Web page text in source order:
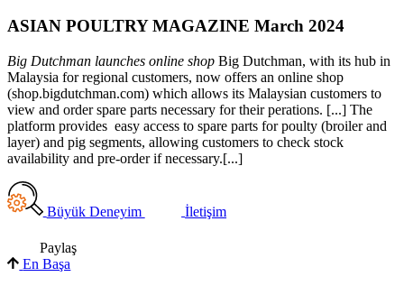
ASIAN POULTRY MAGAZINE March 2024
Big Dutchman launches online shop Big Dutchman, with its hub in
Malaysia for regional customers, now offers an online shop
(shop.bigdutchman.com) which allows its Malaysian customers to
view and order spare parts necessary for their perations. [...] The
platform provides easy access to spare parts for poulty (broiler and
layer) and pig segments, allowing customers to check stock
availability and pre-order if necessary.[...]
Büyük Deneyim İletişim
Paylaş
En Başa